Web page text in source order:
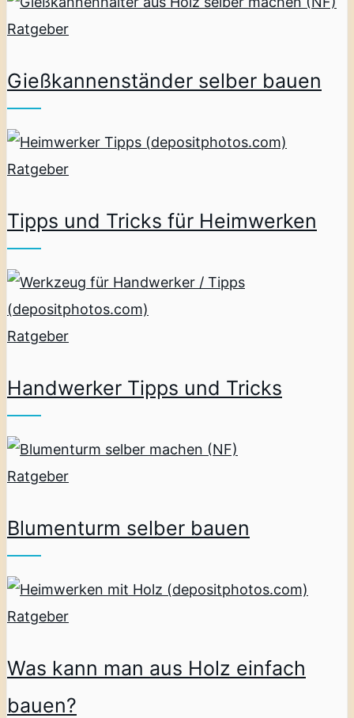
Ratgeber
Gießkannenständer selber bauen
Ratgeber
Tipps und Tricks für Heimwerken
Ratgeber
Handwerker Tipps und Tricks
Ratgeber
Blumenturm selber bauen
Ratgeber
Was kann man aus Holz einfach
bauen?